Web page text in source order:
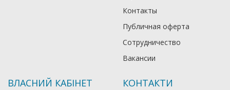
Контакты
Публичная оферта
Сотрудничество
Вакансии
ВЛАСНИЙ КАБІНЕТ КОНТАКТИ